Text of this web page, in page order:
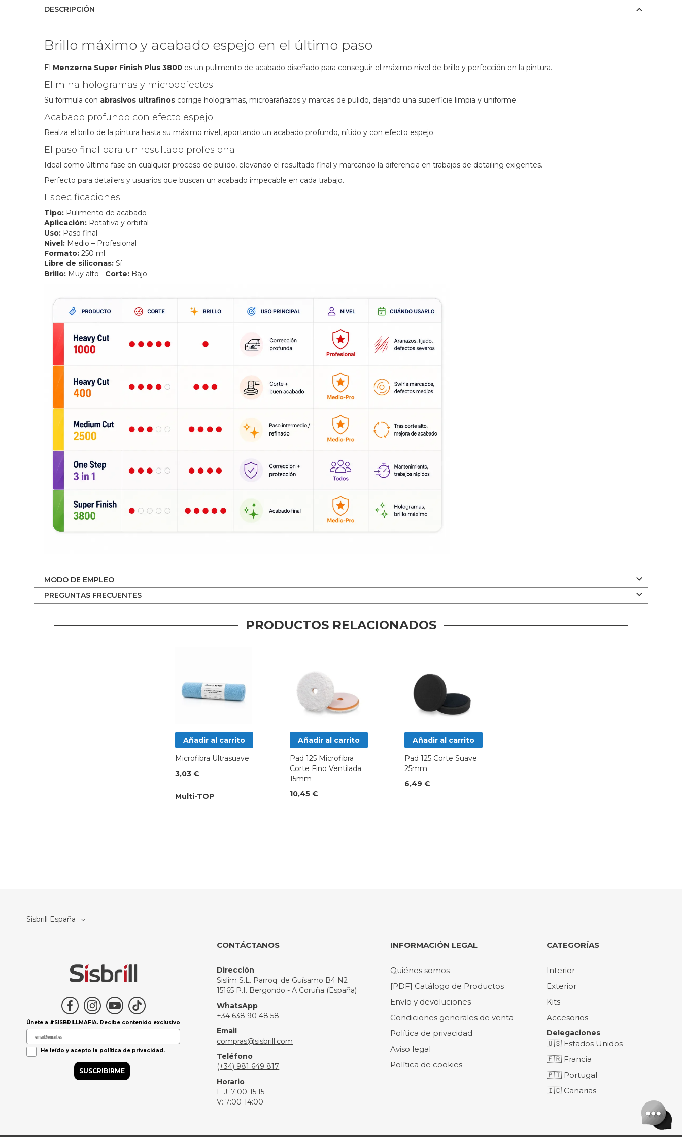
images
DESCRIPCIÓN
Brillo máximo y acabado espejo en el último paso
El Menzerna Super Finish Plus 3800 es un pulimento de acabado diseñado para conseguir el máximo nivel de brillo y perfección en la pintura.
Elimina hologramas y microdefectos
Su fórmula con abrasivos ultrafinos corrige hologramas, microarañazos y marcas de pulido, dejando una superficie limpia y uniforme.
Acabado profundo con efecto espejo
Realza el brillo de la pintura hasta su máximo nivel, aportando un acabado profundo, nítido y con efecto espejo.
El paso final para un resultado profesional
Ideal como última fase en cualquier proceso de pulido, elevando el resultado final y marcando la diferencia en trabajos de detailing exigentes.
Perfecto para detailers y usuarios que buscan un acabado impecable en cada trabajo.
Especificaciones
Tipo: Pulimento de acabado
Aplicación: Rotativa y orbital
Uso: Paso final
Nivel: Medio – Profesional
Formato: 250 ml
Libre de siliconas: Sí
Brillo: Muy alto Corte: Bajo
MODO DE EMPLEO
PREGUNTAS FRECUENTES
PRODUCTOS RELACIONADOS
Añadir al carrito
Microfibra Ultrasuave
3,03 €
Multi-TOP
Añadir al carrito
Pad 125 Microfibra
Corte Fino Ventilada
15mm
10,45 €
Añadir al carrito
Pad 125 Corte Suave
25mm
6,49 €
Select
Sisbrill España
Únete a #SISBRILLMAFIA. Recibe contenido exclusivo
Política de Privacidad
He leído y acepto la política de privacidad.
SUSCRIBIRME
CONTÁCTANOS
Dirección
Sislim S.L. Parroq. de Guísamo B4 N2
15165 P.I. Bergondo - A Coruña (España)
WhatsApp
+34 638 90 48 58
Email
compras@sisbrill.com
Teléfono
(+34) 981 649 817
Horario
L-J: 7:00-15:15
V: 7:00-14:00
INFORMACIÓN LEGAL
Quiénes somos
[PDF] Catálogo de Productos
Envío y devoluciones
Condiciones generales de venta
Política de privacidad
Aviso legal
Política de cookies
CATEGORÍAS
Interior
Exterior
Kits
Accesorios
Delegaciones
🇺🇸 Estados Unidos
🇫🇷 Francia
🇵🇹 Portugal
🇮🇨 Canarias